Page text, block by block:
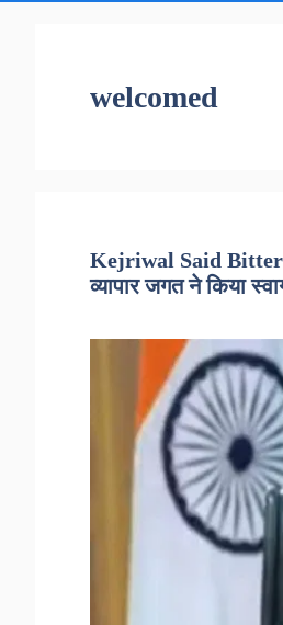
welcomed
Kejriwal Said Bitter
व्यापार जगत ने किया